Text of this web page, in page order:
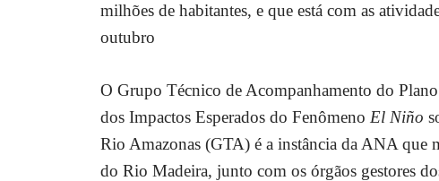
milhões de habitantes, e que está com as
outubro
O Grupo Técnico de Acompanhamento do
dos Impactos Esperados do Fenômeno El Niño
Rio Amazonas (GTA) é a instância da ANA que
do Rio Madeira, junto com os órgãos gestores